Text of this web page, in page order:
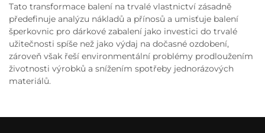
Tato transformace balení na trvalé vlastnictví zásadně
předefinuje analýzu nákladů a přínosů a umisťuje balení
šperkovnic pro dárkové zabalení jako investici do trvalé
užitečnosti spíše než jako výdaj na dočasné ozdobení,
zároveň však řeší environmentální problémy prodloužením
životnosti výrobků a snížením spotřeby jednorázových
materiálů.